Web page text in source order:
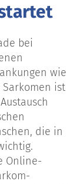
bei
wie
Sarkomen ist
die in
Online-